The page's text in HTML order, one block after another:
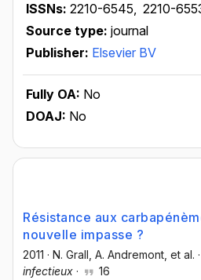
ISSNs: 2210-6545, 2210-
Source type: journal
Publisher: Elsevier BV
Fully OA: No
DOAJ: No
Résistance aux
nouvelle impasse ?
2011 · N. Grall , A. Andremont , et al. ·
infectieux · 16